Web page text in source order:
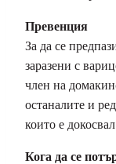
Превенция
За да се
заразени с
член на
останалите и
които е
Кога да се